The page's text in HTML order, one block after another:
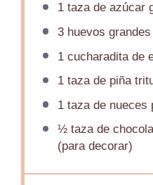
1taza de azúcar
3huevos grandes
1cucharadita de
1taza de piña
1taza de nueces
½taza de
(para decorar)